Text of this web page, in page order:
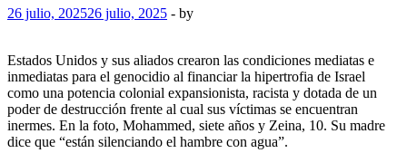
26 julio, 202526 julio, 2025 - by
Estados Unidos y sus aliados crearon las condiciones mediatas e
inmediatas para el genocidio al financiar la hipertrofia de Israel
como una potencia colonial expansionista, racista y dotada de un
poder de destrucción frente al cual sus víctimas se encuentran
inermes. En la foto, Mohammed, siete años y Zeina, 10. Su madre
dice que “están silenciando el hambre con agua”.